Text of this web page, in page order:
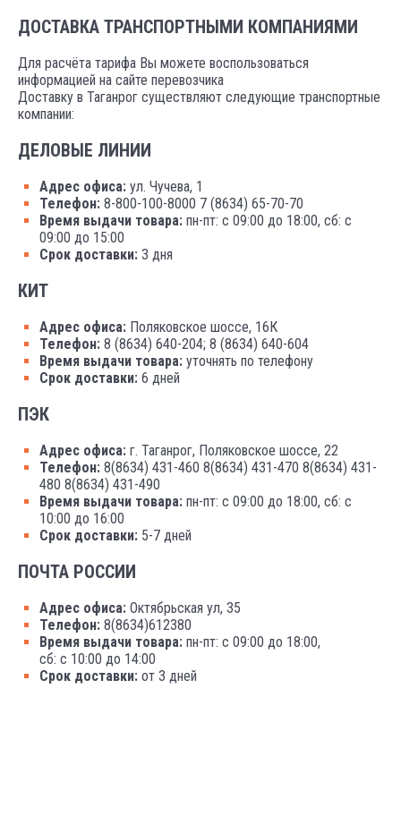
ДОСТАВКА ТРАНСПОРТНЫМИ КОМПАНИЯМИ
Для расчёта тарифа Вы можете воспользоваться
информацией на сайте перевозчика
Доставку в Таганрог существляют следующие транспортные
компании:
ДЕЛОВЫЕ ЛИНИИ
Адрес офиса: ул. Чучева, 1
Телефон: 8-800-100-8000 7 (8634) 65-70-70
Время выдачи товара: пн-пт: с 09:00 до 18:00, сб: с
09:00 до 15:00
Срок доставки: 3 дня
КИТ
Адрес офиса: Поляковское шоссе, 16К
Телефон: 8 (8634) 640-204; 8 (8634) 640-604
Время выдачи товара: уточнять по телефону
Срок доставки: 6 дней
ПЭК
Адрес офиса: г. Таганрог, Поляковское шоссе, 22
Телефон: 8(8634) 431-460 8(8634) 431-470 8(8634) 431-
480 8(8634) 431-490
Время выдачи товара: пн-пт: с 09:00 до 18:00, сб: с
10:00 до 16:00
Срок доставки: 5-7 дней
ПОЧТА РОССИИ
Адрес офиса: Октябрьская ул, 35
Телефон: 8(8634)612380
Время выдачи товара: пн-пт: с 09:00 до 18:00,
сб: с 10:00 до 14:00
Срок доставки: от 3 дней